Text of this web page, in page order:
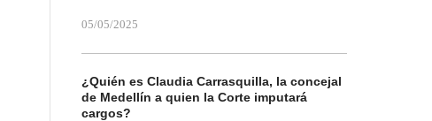
05/05/2025
¿Quién es Claudia Carrasquilla, la concejal
de Medellín a quien la Corte imputará
cargos?